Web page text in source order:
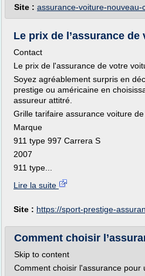
Site : assurance-voiture-nouveau-
Le prix de l’assurance
Contact
Le prix de l'assurance de votre
Soyez agréablement surpris en
prestige ou américaine en
assureur attitré.
Grille tarifaire assurance voiture
Marque
911 type 997 Carrera S
2007
911 type...
Lire la suite
Site : https://sport-prestige-
Comment choisir
Skip to content
Comment choisir l'assurance pour